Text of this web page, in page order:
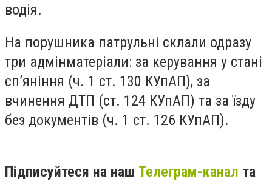
водія.
На порушника патрульні склали одразу
три адмінматеріали: за керування у стані
сп’яніння (ч. 1 ст. 130 КУпАП), за
вчинення ДТП (ст. 124 КУпАП) та за їзду
без документів (ч. 1 ст. 126 КУпАП).
Підписуйтеся на наш Телеграм-канал та